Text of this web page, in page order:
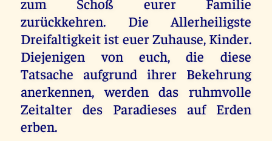
zurückkehren. Die Allerheiligste
Dreifaltigkeit ist euer Zuhause, Kinder.
Diejenigen von euch, die diese
Tatsache aufgrund ihrer Bekehrung
anerkennen, werden das ruhmvolle
Zeitalter des Paradieses auf Erden
erben.